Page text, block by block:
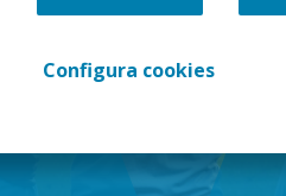
Configura cookies